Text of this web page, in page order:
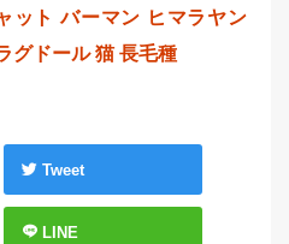
ット バーマン ヒマラヤン
グドール 猫 長毛種
Tweet
LINE